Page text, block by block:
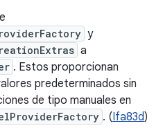
y
a
. Estos proporcionan
predeterminados sin
de tipo manuales en
. (Ifa83d)